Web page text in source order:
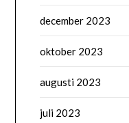
december 2023
oktober 2023
augusti 2023
juli 2023